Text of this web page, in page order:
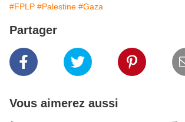
#FPLP #Palestine #Gaza
Partager
Vous aimerez aussi